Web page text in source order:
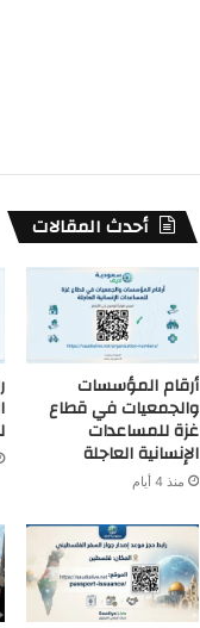
أحدث المقالات
أرقام المؤسسات
والجمعيات في قطاع
غزة للمساعدات
الإنسانية العاجلة
منذ 4 أيام